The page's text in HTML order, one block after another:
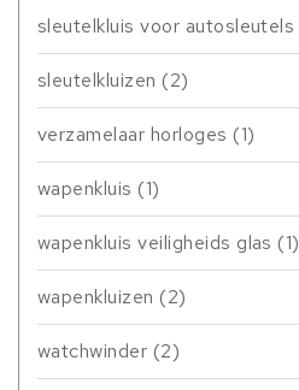
sleutelkluis voor autosleutels
sleutelkluizen (2)
verzamelaar horloges (1)
wapenkluis (1)
wapenkluis veiligheids glas (1)
wapenkluizen (2)
watchwinder (2)